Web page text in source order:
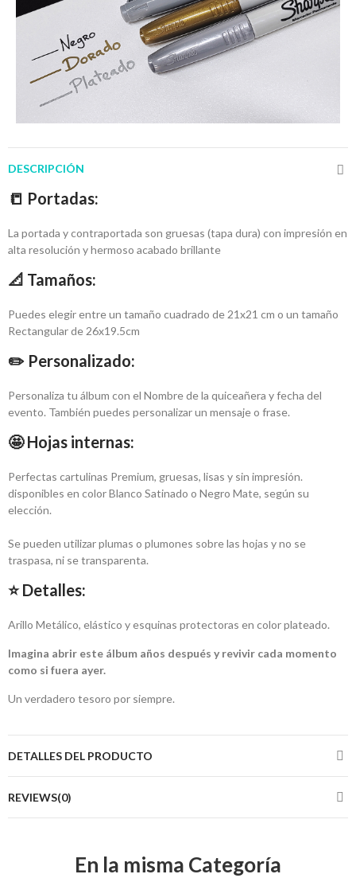
DESCRIPCIÓN
📒 Portadas:
La portada y contraportada son gruesas (tapa dura) con impresión en
alta resolución y hermoso acabado brillante
📐 Tamaños:
Puedes elegir entre un tamaño cuadrado de 21x21 cm o un tamaño
Rectangular de 26x19.5cm
✏️ Personalizado:
Personaliza tu álbum con el Nombre de la quiceañera y fecha del
evento. También puedes personalizar un mensaje o frase.
🤩 Hojas internas:
Perfectas cartulinas Premium, gruesas, lisas y sin impresión.
disponibles en color Blanco Satinado o Negro Mate, según su
elección.
Se pueden utilizar plumas o plumones sobre las hojas y no se
traspasa, ni se transparenta.
⭐ Detalles:
Arillo Metálico, elástico y esquinas protectoras en color plateado.
Imagina abrir este álbum años después y revivir cada momento
como si fuera ayer.
Un verdadero tesoro por siempre.
DETALLES DEL PRODUCTO
REVIEWS(0)
En la misma Categoría